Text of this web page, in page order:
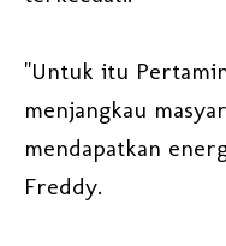
"Untuk itu
menjangkau
mendapatkan
Freddy.